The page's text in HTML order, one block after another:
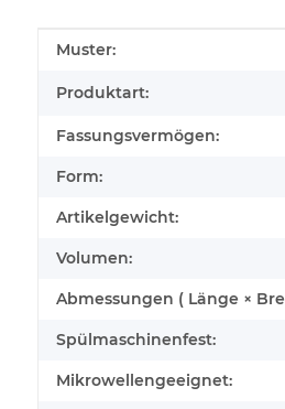
Produkteigenschaft
Wert
Muster:
Produktart:
Fassungsvermögen:
Form:
Artikelgewicht:
Volumen:
Abmessungen ( Länge ×
Spülmaschinenfest:
Mikrowellengeeignet: